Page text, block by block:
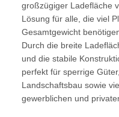
großzügiger Ladefläche
Lösung für alle, die viel
Gesamtgewicht
Durch die breite
und die stabile
perfekt für sperrige
Landschaftsbau sowie
gewerblichen und